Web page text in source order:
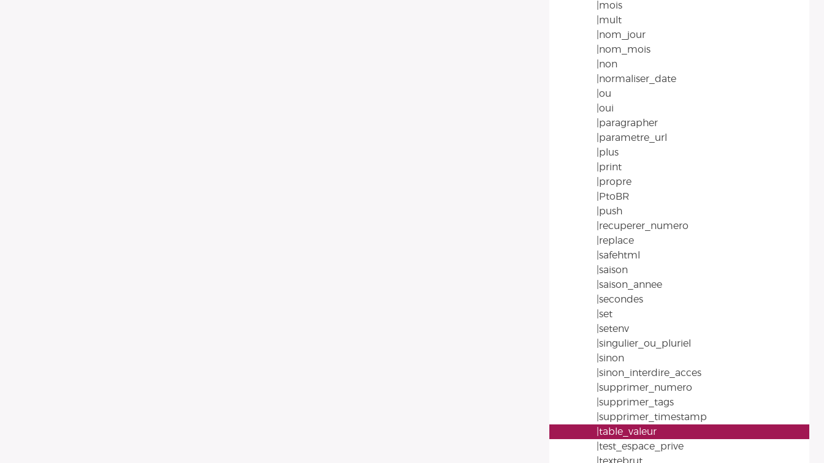
|mois
|mult
|nom_jour
|nom_mois
|non
|normaliser_date
|ou
|oui
|paragrapher
|parametre_url
|plus
|print
|propre
|PtoBR
|push
|recuperer_numero
|replace
|safehtml
|saison
|saison_annee
|secondes
|set
|setenv
|singulier_ou_pluriel
|sinon
|sinon_interdire_acces
|supprimer_numero
|supprimer_tags
|supprimer_timestamp
|table_valeur
|test_espace_prive